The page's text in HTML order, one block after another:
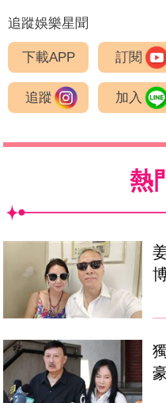
追蹤娛樂星聞
下載APP 訂閱
追蹤 加入
熱